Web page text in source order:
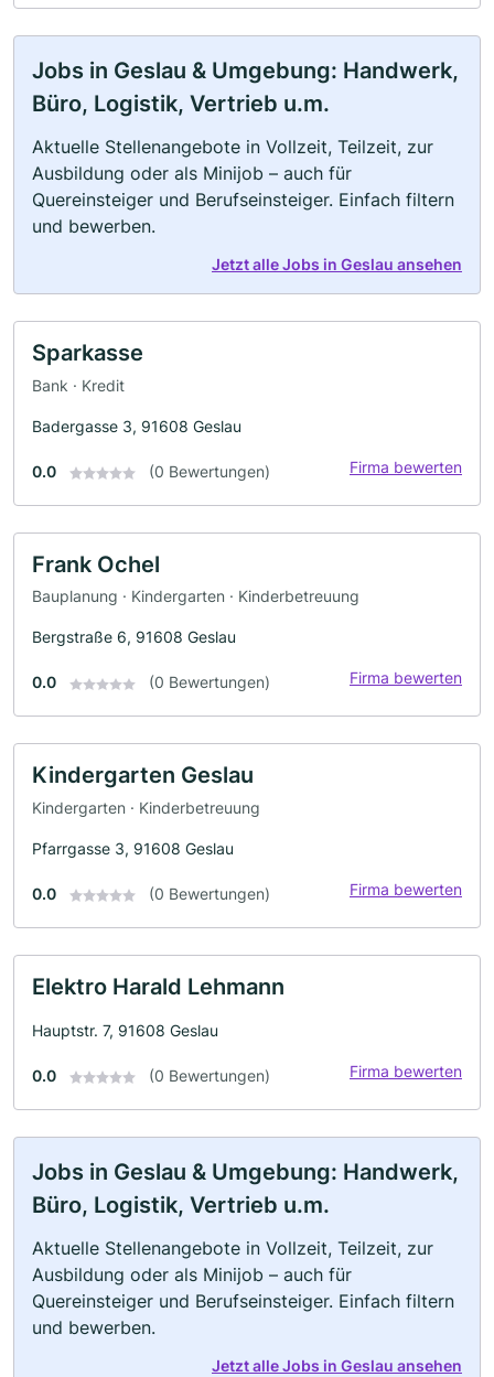
Jobs in Geslau & Umgebung: Handwerk,
Büro, Logistik, Vertrieb u.m.
Aktuelle Stellenangebote in Vollzeit, Teilzeit, zur
Ausbildung oder als Minijob – auch für
Quereinsteiger und Berufseinsteiger. Einfach filtern
und bewerben.
Jetzt alle Jobs in Geslau ansehen
Sparkasse
Bank · Kredit
Badergasse 3, 91608 Geslau
0.0 (0 Bewertungen) Firma bewerten
Frank Ochel
Bauplanung · Kindergarten · Kinderbetreuung
Bergstraße 6, 91608 Geslau
0.0 (0 Bewertungen) Firma bewerten
Kindergarten Geslau
Kindergarten · Kinderbetreuung
Pfarrgasse 3, 91608 Geslau
0.0 (0 Bewertungen) Firma bewerten
Elektro Harald Lehmann
Hauptstr. 7, 91608 Geslau
0.0 (0 Bewertungen) Firma bewerten
Jobs in Geslau & Umgebung: Handwerk,
Büro, Logistik, Vertrieb u.m.
Aktuelle Stellenangebote in Vollzeit, Teilzeit, zur
Ausbildung oder als Minijob – auch für
Quereinsteiger und Berufseinsteiger. Einfach filtern
und bewerben.
Jetzt alle Jobs in Geslau ansehen